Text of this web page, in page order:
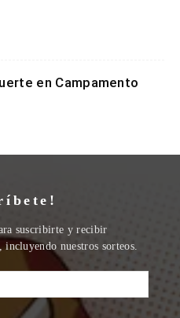
en Campamento
suscribirte y recibir
nuestros sorteos.